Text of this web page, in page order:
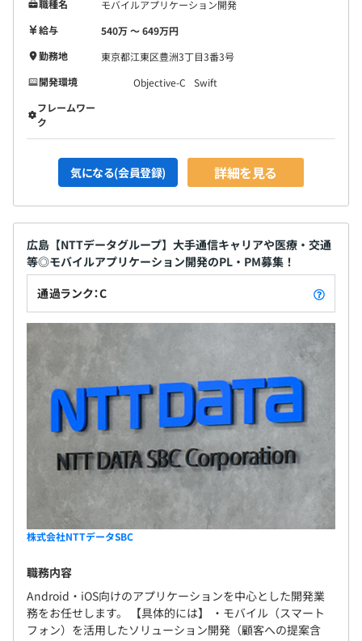
職種名
モバイルアプリケーション開発
給与
540万 〜 649万円
勤務地
東京都江東区豊洲3丁目3番3号
開発環境
Objective-C
Swift
フレームワー
ク
気になる(会員登録) 詳細を見る
広島【NTTデータグループ】大手通信キャリアや医療・交通
等◎モバイルアプリケーション開発のPL・PM募集！
通過ランク：C
株式会社NTTデータSBC
職務内容
Android・iOS向けのアプリケーションを中心とした開発業
務をお任せします。 【具体的には】 ・モバイル（スマート
フォン）を活用したソリューション開発（顧客への提案含